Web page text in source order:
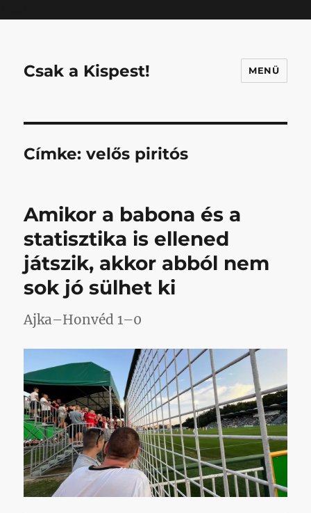
Csak a Kispest! MENÜ
Címke:velős piritós
Amikor a babona és a
statisztika is ellened
játszik, akkor abból nem
sok jó sülhet ki
Ajka–Honvéd 1–0